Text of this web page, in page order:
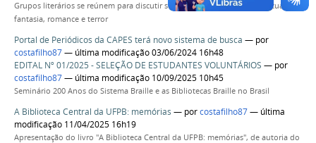
Grupos literários se reúnem para discutir sobre contos dos gêneros textuais de
fantasia, romance e terror
Portal de Periódicos da CAPES terá novo sistema de busca — por
costafilho87— última modificação 03/06/2024 16h48
EDITAL Nº 01/2025 - SELEÇÃO DE ESTUDANTES VOLUNTÁRIOS — por
costafilho87— última modificação 10/09/2025 10h45
Seminário 200 Anos do Sistema Braille e as Bibliotecas Braille no Brasil
A Biblioteca Central da UFPB: memórias — porcostafilho87— última
modificação 11/04/2025 16h19
Apresentação do livro "A Biblioteca Central da UFPB: memórias", de autoria do